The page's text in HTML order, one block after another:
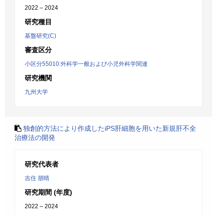
2022 – 2024
研究種目
基盤研究(C)
審査区分
小区分55010:外科学一般および小児外科学関連
研究機関
九州大学
独創的方法により作成したiPS肝細胞を用いた新規肝不全
治療法の開発
研究代表者
吉住 朋晴
研究期間 (年度)
2022 – 2024